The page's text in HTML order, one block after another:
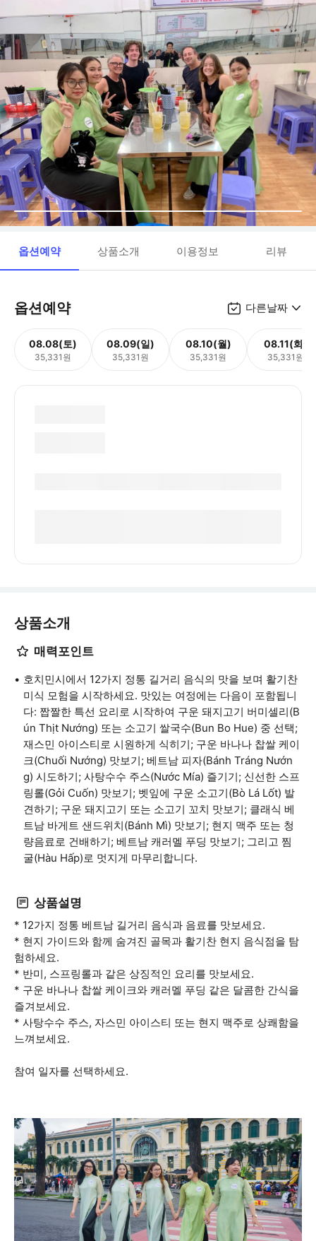
옵션예약 상품소개 이용정보 리뷰
옵션예약 다른날짜
08.08(토)
35,331원
08.09(일)
35,331원
08.10(월)
35,331원
08.11(화)
35,331원
상품소개
매력포인트
호치민시에서 12가지 정통 길거리 음식의 맛을 보며 활기찬
미식 모험을 시작하세요. 맛있는 여정에는 다음이 포함됩니
다: 짭짤한 특선 요리로 시작하여 구운 돼지고기 버미셀리(B
ún Thịt Nướng) 또는 소고기 쌀국수(Bun Bo Hue) 중 선택;
재스민 아이스티로 시원하게 식히기; 구운 바나나 찹쌀 케이
크(Chuối Nướng) 맛보기; 베트남 피자(Bánh Tráng Nướn
g) 시도하기; 사탕수수 주스(Nước Mía) 즐기기; 신선한 스프
링롤(Gỏi Cuốn) 맛보기; 벳잎에 구운 소고기(Bò Lá Lốt) 발
견하기; 구운 돼지고기 또는 소고기 꼬치 맛보기; 클래식 베
트남 바게트 샌드위치(Bánh Mì) 맛보기; 현지 맥주 또는 청
량음료로 건배하기; 베트남 캐러멜 푸딩 맛보기; 그리고 찜
굴(Hàu Hấp)로 멋지게 마무리합니다.
상품설명
* 12가지 정통 베트남 길거리 음식과 음료를 맛보세요.
* 현지 가이드와 함께 숨겨진 골목과 활기찬 현지 음식점을 탐
험하세요.
* 반미, 스프링롤과 같은 상징적인 요리를 맛보세요.
* 구운 바나나 찹쌀 케이크와 캐러멜 푸딩 같은 달콤한 간식을
즐겨보세요.
* 사탕수수 주스, 자스민 아이스티 또는 현지 맥주로 상쾌함을
느껴보세요.
참여 일자를 선택하세요.